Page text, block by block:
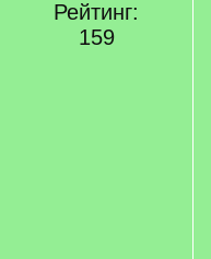
Рейтинг:
159